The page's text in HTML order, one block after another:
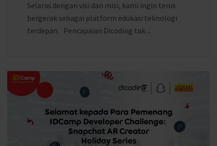
Selaras dengan visi dan misi, kami ingin terus
bergerak sebagai platform edukasi teknologi
terdepan. Pencapaian Dicoding tak ...